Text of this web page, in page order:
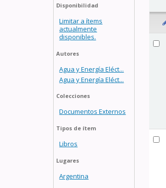
Disponibilidad
Limitar a ítems
actualmente
disponibles.
Autores
Agua y Energía Eléct...
Agua y Energía Eléct...
Colecciones
Documentos Externos
Tipos de ítem
Libros
Lugares
Argentina